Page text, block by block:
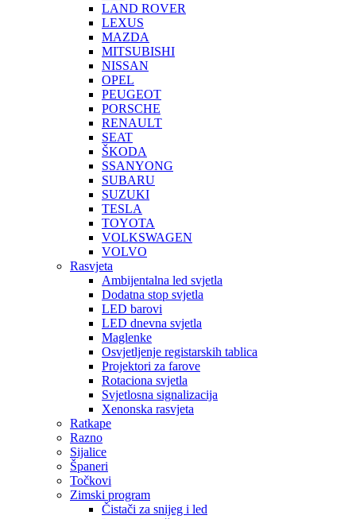
LAND ROVER
LEXUS
MAZDA
MITSUBISHI
NISSAN
OPEL
PEUGEOT
PORSCHE
RENAULT
SEAT
ŠKODA
SSANYONG
SUBARU
SUZUKI
TESLA
TOYOTA
VOLKSWAGEN
VOLVO
Rasvjeta
Ambijentalna led svjetla
Dodatna stop svjetla
LED barovi
LED dnevna svjetla
Maglenke
Osvjetljenje registarskih tablica
Projektori za farove
Rotaciona svjetla
Svjetlosna signalizacija
Xenonska rasvjeta
Ratkape
Razno
Sijalice
Španeri
Točkovi
Zimski program
Čistači za snijeg i led